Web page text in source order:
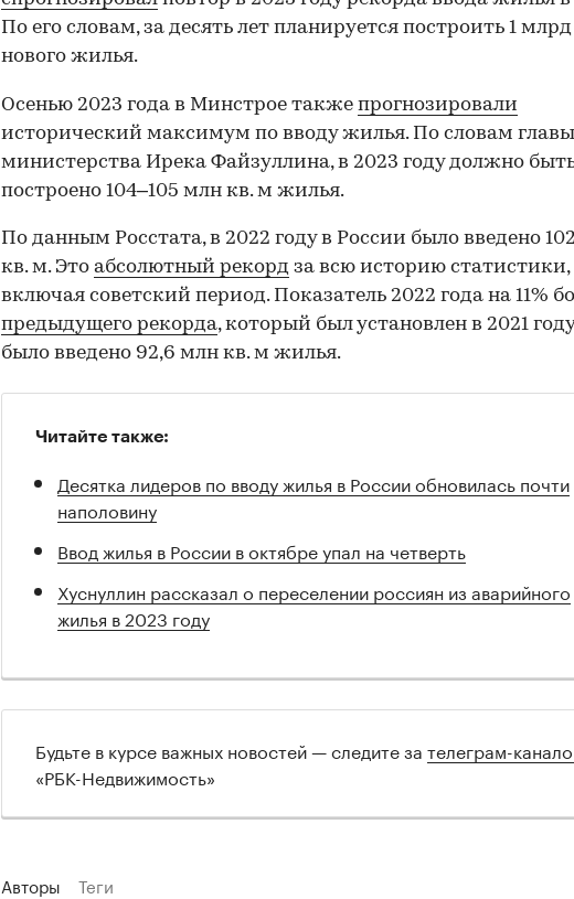
По его словам, за десять лет планируется построить 1
нового жилья.
00:00 /
Осенью 2023 года в Минстрое также прогнозировали
исторический максимум по вводу жилья. По словам главы
министерства Ирека Файзуллина, в 2023 году должно
построено 104–105 млн кв. м жилья.
По данным Росстата, в 2022 году в России было введено
кв. м. Это абсолютный рекорд за всю историю статистики,
включая советский период. Показатель 2022 года на 11%
предыдущего рекорда, который был установлен в 2021
было введено 92,6 млн кв. м жилья.
Читайте также:
Десятка лидеров по вводу жилья в России обновилась почти
наполовину
Ввод жилья в России в октябре упал на четверть
Хуснуллин рассказал о переселении россиян из аварийного
жилья в 2023 году
Будьте в курсе важных новостей — следите за телеграм-
«РБК-Недвижимость»
Авторы Теги